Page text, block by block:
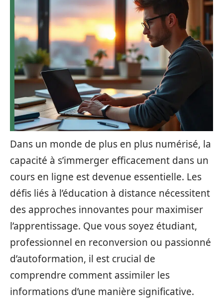
Dans un monde de plus en plus numérisé, la
capacité à s’immerger efficacement dans un
cours en ligne est devenue essentielle. Les
défis liés à l’éducation à distance nécessitent
des approches innovantes pour maximiser
l’apprentissage. Que vous soyez étudiant,
professionnel en reconversion ou passionné
d’autoformation, il est crucial de
comprendre comment assimiler les
informations d’une manière significative.